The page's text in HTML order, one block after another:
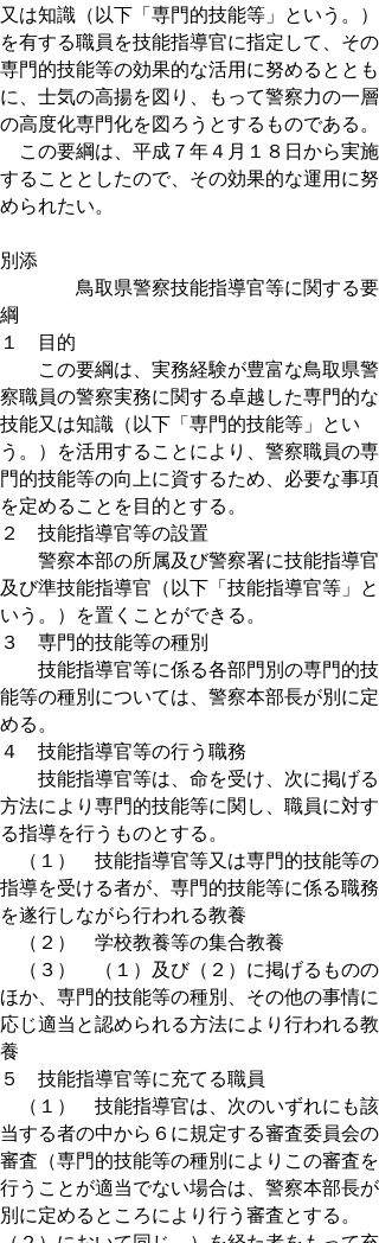
又は知識（以下「専門的技能等」という。）
を有する職員を技能指導官に指定して、その
専門的技能等の効果的な活用に努めるととも
に、士気の高揚を図り、もって警察力の一層
の高度化専門化を図ろうとするものである。
この要綱は、平成７年４月１８日から実施
することとしたので、その効果的な運用に努
められたい。
別添
鳥取県警察技能指導官等に関する要
綱
１ 目的
この要綱は、実務経験が豊富な鳥取県警
察職員の警察実務に関する卓越した専門的な
技能又は知識（以下「専門的技能等」とい
う。）を活用することにより、警察職員の専
門的技能等の向上に資するため、必要な事項
を定めることを目的とする。
２ 技能指導官等の設置
警察本部の所属及び警察署に技能指導官
及び準技能指導官（以下「技能指導官等」と
いう。）を置くことができる。
３ 専門的技能等の種別
技能指導官等に係る各部門別の専門的技
能等の種別については、警察本部長が別に定
める。
４ 技能指導官等の行う職務
技能指導官等は、命を受け、次に掲げる
方法により専門的技能等に関し、職員に対す
る指導を行うものとする。
（１） 技能指導官等又は専門的技能等の
指導を受ける者が、専門的技能等に係る職務
を遂行しながら行われる教養
（２） 学校教養等の集合教養
（３） （１）及び（２）に掲げるものの
ほか、専門的技能等の種別、その他の事情に
応じ適当と認められる方法により行われる教
養
５ 技能指導官等に充てる職員
（１） 技能指導官は、次のいずれにも該
当する者の中から６に規定する審査委員会の
審査（専門的技能等の種別によりこの審査を
行うことが適当でない場合は、警察本部長が
別に定めるところにより行う審査とする。